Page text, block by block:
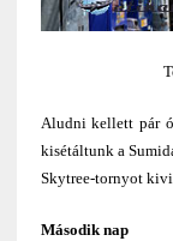
Aludni kellett pár
kisétáltunk a
Skytree-tornyot
Második nap